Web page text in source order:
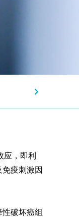
应，即利
疫刺激因
破坏癌组